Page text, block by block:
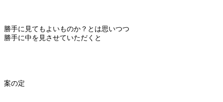
勝手に見てもよいものか？とは思いつつ
勝手に中を見させていただくと
案の定